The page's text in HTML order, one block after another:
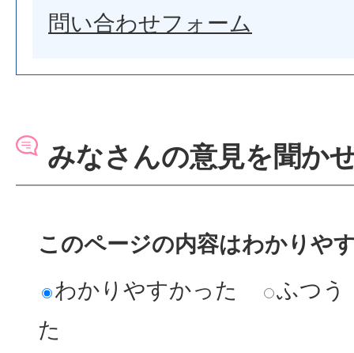
問い合わせフォーム
みなさんの意見を聞か
このページの内容はわかりや
わかりやすかった
ふつう
た